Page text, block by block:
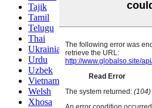
Tajik
Tamil
Telugu
Thai
Ukrainian
Urdu
Uzbek
Vietnamese
Welsh
Xhosa